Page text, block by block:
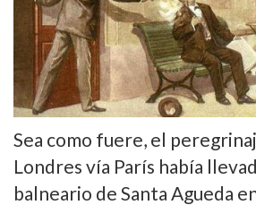
Sea como fuere, el
Londres ví­a Parí­s habí­a
balneario de Santa Agueda